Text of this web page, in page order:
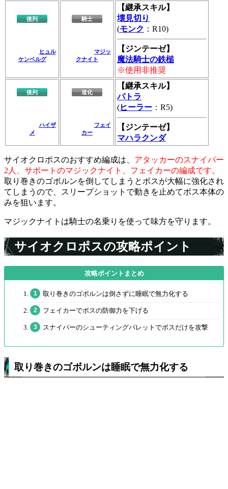
後列
ヒュル
ケンベルグ
騎士
マジッ
クナイト
【継承スキル】
壊見切り
(モンク ：R10)
【ジンテーゼ】
魔法騎士の鉄槌
※使用非推奨
後列
ハイザ
メ
道化
フェイ
カー
【継承スキル】
パトラ
(ヒーラー ：R5)
【ジンテーゼ】
マハラクンダ
サイオクロポスのおすすめ編成は、 アタッカーのスナイパー
2人、サポートのマジックナイト、フェイカーの編成です。
取り巻きのゴボルンを倒してしまうとボスが大幅に強化され
てしまうので、スリープショットで動きを止めてボス本体の
みを狙います。
マジックナイトは騎士の名乗りを使って味方を守ります。
サイオクロポスの攻略ポイント
取り巻きのゴボルンは倒さずに睡眠で無力化する
フェイカーでボスの防御力を下げる
スナイパーのシューティングバレットでボスだけを攻撃
取り巻きのゴボルンは睡眠で無力化する